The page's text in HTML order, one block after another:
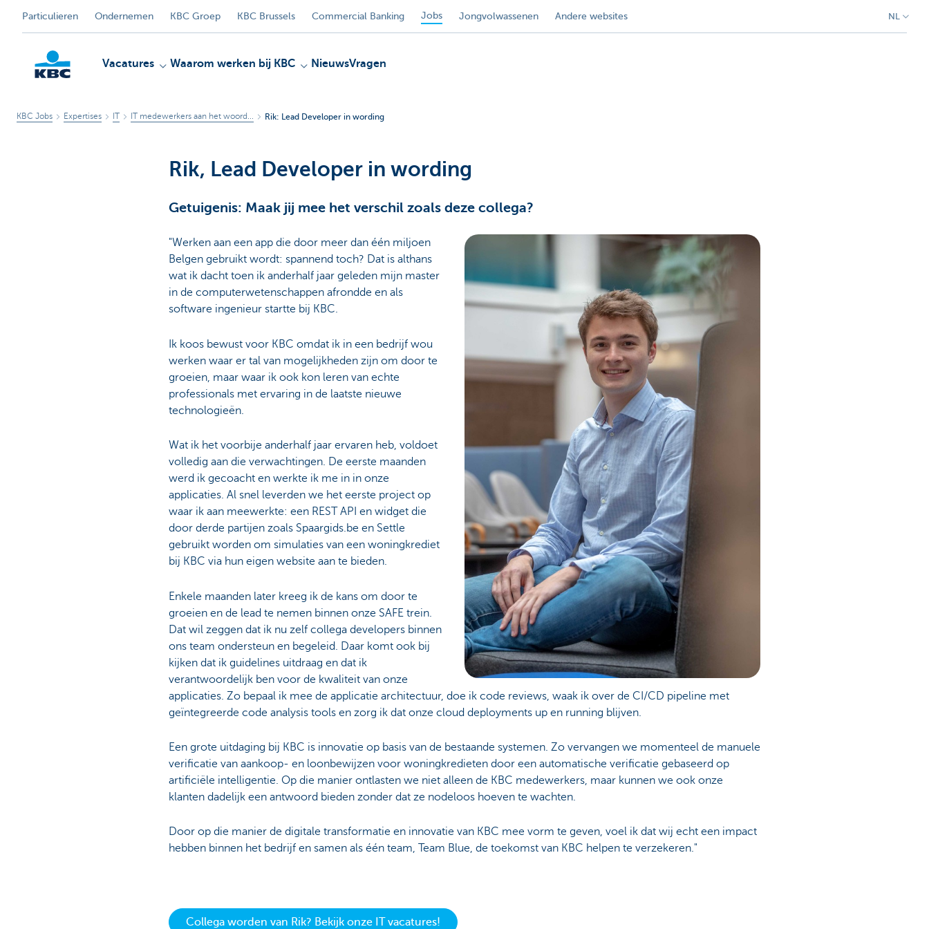
Particulieren Ondernemen KBC Groep KBC Brussels Commercial Banking Jobs Jongvolwassenen Andere websites NL
Vacatures Waarom werken bij KBC NieuwsVragen
KBC Jobs Expertises IT IT medewerkers aan het woord... Rik: Lead Developer in wording
Rik, Lead Developer in wording
Getuigenis: Maak jij mee het verschil zoals deze collega?
"Werken aan een app die door meer dan één miljoen
Belgen gebruikt wordt: spannend toch? Dat is althans
wat ik dacht toen ik anderhalf jaar geleden mijn master
in de computerwetenschappen afrondde en als
software ingenieur startte bij KBC.
Ik koos bewust voor KBC omdat ik in een bedrijf wou
werken waar er tal van mogelijkheden zijn om door te
groeien, maar waar ik ook kon leren van echte
professionals met ervaring in de laatste nieuwe
technologieën.
Wat ik het voorbije anderhalf jaar ervaren heb, voldoet
volledig aan die verwachtingen. De eerste maanden
werd ik gecoacht en werkte ik me in in onze
applicaties. Al snel leverden we het eerste project op
waar ik aan meewerkte: een REST API en widget die
door derde partijen zoals Spaargids.be en Settle
gebruikt worden om simulaties van een woningkrediet
bij KBC via hun eigen website aan te bieden.
Enkele maanden later kreeg ik de kans om door te
groeien en de lead te nemen binnen onze SAFE trein.
Dat wil zeggen dat ik nu zelf collega developers binnen
ons team ondersteun en begeleid. Daar komt ook bij
kijken dat ik guidelines uitdraag en dat ik
verantwoordelijk ben voor de kwaliteit van onze
applicaties. Zo bepaal ik mee de applicatie architectuur, doe ik code reviews, waak ik over de CI/CD pipeline met
geïntegreerde code analysis tools en zorg ik dat onze cloud deployments up en running blijven.
Een grote uitdaging bij KBC is innovatie op basis van de bestaande systemen. Zo vervangen we momenteel de manuele
verificatie van aankoop- en loonbewijzen voor woningkredieten door een automatische verificatie gebaseerd op
artificiële intelligentie. Op die manier ontlasten we niet alleen de KBC medewerkers, maar kunnen we ook onze
klanten dadelijk een antwoord bieden zonder dat ze nodeloos hoeven te wachten.
Door op die manier de digitale transformatie en innovatie van KBC mee vorm te geven, voel ik dat wij echt een impact
hebben binnen het bedrijf en samen als één team, Team Blue, de toekomst van KBC helpen te verzekeren."
Collega worden van Rik? Bekijk onze IT vacatures!